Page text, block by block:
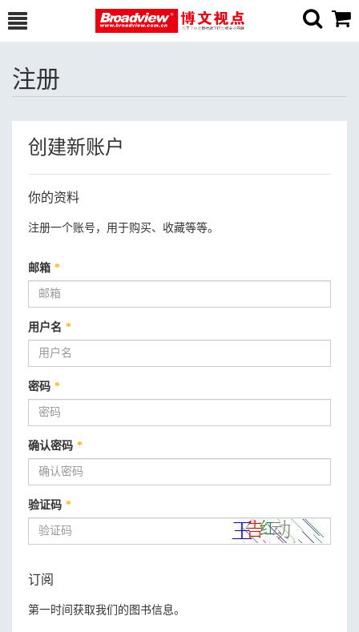
注册
创建新账户
你的资料
注册一个账号，用于购买、收藏等等。
邮箱 *
用户名 *
密码 *
确认密码 *
验证码 *
订阅
第一时间获取我们的图书信息。